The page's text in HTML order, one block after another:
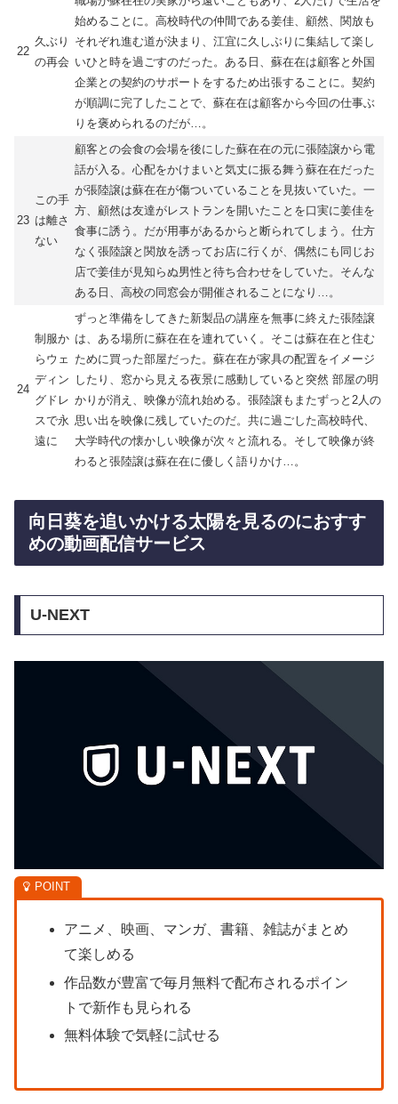
22
久ぶり
の再会
始めることに。高校時代の仲間である姜佳、顧然、関放も
それぞれ進む道が決まり、江宜に久しぶりに集結して楽し
いひと時を過ごすのだった。ある日、蘇在在は顧客と外国
企業との契約のサポートをするため出張することに。契約
が順調に完了したことで、蘇在在は顧客から今回の仕事ぶ
りを褒められるのだが…。
23
この手
は離さ
ない
顧客との会食の会場を後にした蘇在在の元に張陸譲から電
話が入る。心配をかけまいと気丈に振る舞う蘇在在だった
が張陸譲は蘇在在が傷ついていることを見抜いていた。一
方、顧然は友達がレストランを開いたことを口実に姜佳を
食事に誘う。だが用事があるからと断られてしまう。仕方
なく張陸譲と関放を誘ってお店に行くが、偶然にも同じお
店で姜佳が見知らぬ男性と待ち合わせをしていた。そんな
ある日、高校の同窓会が開催されることになり…。
24
制服か
らウェ
ディン
グドレ
スで永
遠に
ずっと準備をしてきた新製品の講座を無事に終えた張陸譲
は、ある場所に蘇在在を連れていく。そこは蘇在在と住む
ために買った部屋だった。蘇在在が家具の配置をイメージ
したり、窓から見える夜景に感動していると突然 部屋の明
かりが消え、映像が流れ始める。張陸譲もまたずっと2人の
思い出を映像に残していたのだ。共に過ごした高校時代、
大学時代の懐かしい映像が次々と流れる。そして映像が終
わると張陸譲は蘇在在に優しく語りかけ…。
向日葵を追いかける太陽を見るのにおすす
めの動画配信サービス
U-NEXT
アニメ、映画、マンガ、書籍、雑誌がまとめ
て楽しめる
作品数が豊富で毎月無料で配布されるポイン
トで新作も見られる
無料体験で気軽に試せる